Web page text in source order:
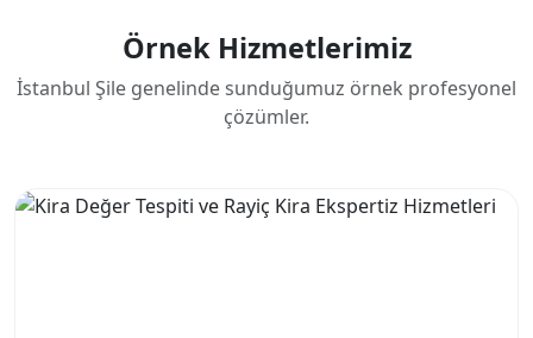
Örnek Hizmetlerimiz
İstanbul Şile genelinde sunduğumuz örnek profesyonel
çözümler.